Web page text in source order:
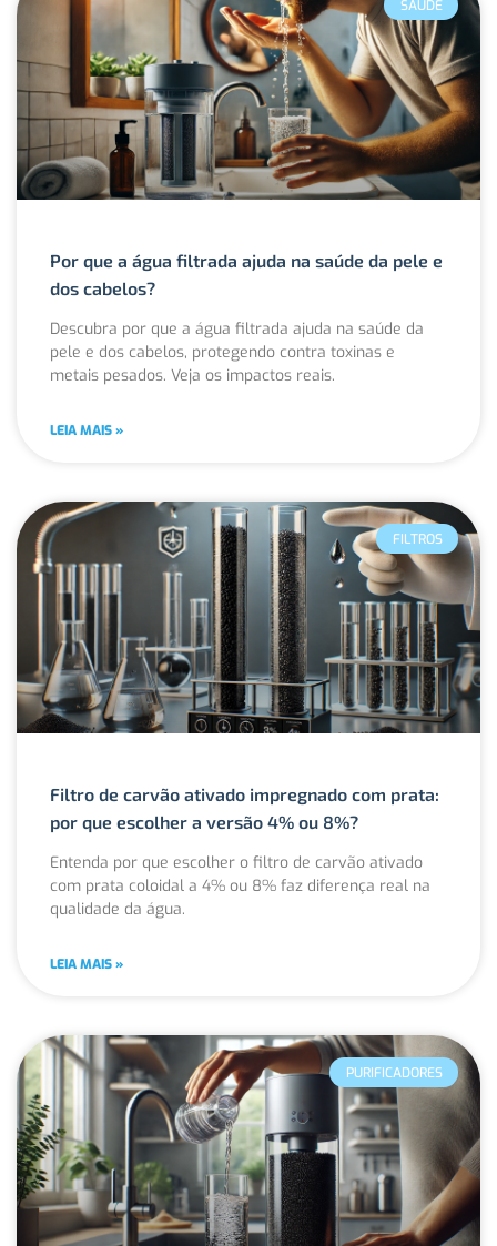
SAÚDE
Por que a água filtrada ajuda na saúde da pele e
dos cabelos?
Descubra por que a água filtrada ajuda na saúde da
pele e dos cabelos, protegendo contra toxinas e
metais pesados. Veja os impactos reais.
LEIA MAIS »
FILTROS
Filtro de carvão ativado impregnado com prata:
por que escolher a versão 4% ou 8%?
Entenda por que escolher o filtro de carvão ativado
com prata coloidal a 4% ou 8% faz diferença real na
qualidade da água.
LEIA MAIS »
PURIFICADORES